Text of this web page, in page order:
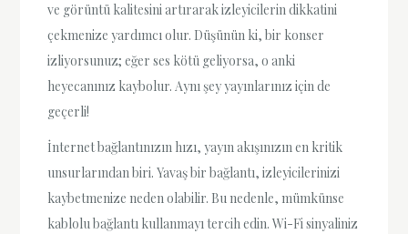
ve görüntü kalitesini artırarak izleyicilerin dikkatini
çekmenize yardımcı olur. Düşünün ki, bir konser
izliyorsunuz; eğer ses kötü geliyorsa, o anki
heyecanınız kaybolur. Aynı şey yayınlarınız için de
geçerli!
İnternet bağlantınızın hızı, yayın akışınızın en kritik
unsurlarından biri. Yavaş bir bağlantı, izleyicilerinizi
kaybetmenize neden olabilir. Bu nedenle, mümkünse
kablolu bağlantı kullanmayı tercih edin. Wi-Fi sinyaliniz